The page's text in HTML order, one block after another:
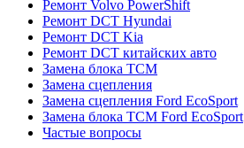
Ремонт Volvo PowerShift
Ремонт DCT Hyundai
Ремонт DCT Kia
Ремонт DCT китайских авто
Замена блока TCM
Замена сцепления
Замена сцепления Ford EcoSport
Замена блока TCM Ford EcoSport
Частые вопросы